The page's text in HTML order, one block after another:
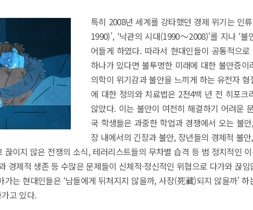
특히 2008년 세계를 강타했던 경제 위기는 인
1990)’, ‘낙관의 시대(1990～2008)’를 지나 ‘
어들게 하였다. 따라서 현대인들이 공통적으
하나가 있다면 불투명한 미래에 대한 불안증
의학이 위기감과 불안을 느끼게 하는 유전자
에 대한 정의와 치료법은 2천4백 년 전 히포크
않았다. 이는 불안이 여전히 해결하기 어려운
국 학생들은 과중한 학업과 경쟁에서 오는 불
장 내에서의 긴장과 불안, 장년들의 경제적 불
끊이지 않은 전쟁의 소식, 테러리스트들의 무차별 습격 등 범 정치적인
경제적 생존 등 수많은 문제들이 신체적·정신적인 위협으로 다가와 끊
는 현대인들은 ‘남들에게 뒤처지지 않을까, 사장(死藏)되지 않을까’
고 있다.